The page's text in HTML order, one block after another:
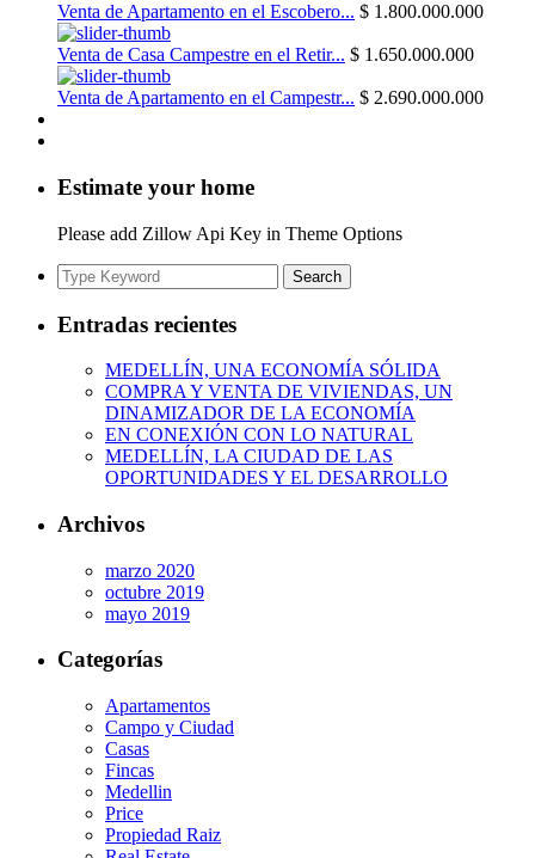
Venta de Apartamento en el Escobero... $ 1.800.000.000
Venta de Casa Campestre en el Retir... $ 1.650.000.000
Venta de Apartamento en el Campestr... $ 2.690.000.000
Estimate your home
Please add Zillow Api Key in Theme Options
Search
for:
Search
Entradas recientes
MEDELLÍN, UNA ECONOMÍA SÓLIDA
COMPRA Y VENTA DE VIVIENDAS, UN
DINAMIZADOR DE LA ECONOMÍA
EN CONEXIÓN CON LO NATURAL
MEDELLÍN, LA CIUDAD DE LAS
OPORTUNIDADES Y EL DESARROLLO
Archivos
marzo 2020
octubre 2019
mayo 2019
Categorías
Apartamentos
Campo y Ciudad
Casas
Fincas
Medellin
Price
Propiedad Raiz